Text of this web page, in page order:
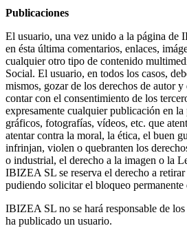
Publicaciones
El usuario, una vez unido a la página
en ésta última comentarios, enlaces,
cualquier otro tipo de contenido
Social. El usuario, en todos los casos,
mismos, gozar de los derechos de autor
contar con el consentimiento de los
expresamente cualquier publicación en la
gráficos, fotografías, vídeos, etc. que
atentar contra la moral, la ética, el buen
infrinjan, violen o quebranten los
o industrial, el derecho a la imagen o la
IBIZEA SL se reserva el derecho a
pudiendo solicitar el bloqueo permanente
IBIZEA SL no se hará responsable de
ha publicado un usuario.